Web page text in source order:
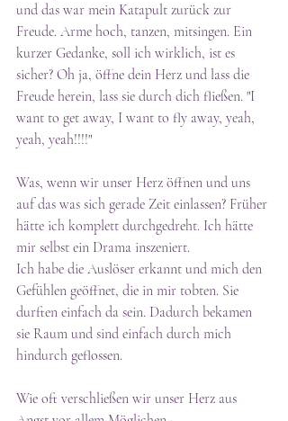
und das war mein Katapult zurück zur
Freude. Arme hoch, tanzen, mitsingen. Ein
kurzer Gedanke, soll ich wirklich, ist es
sicher? Oh ja, öffne dein Herz und lass die
Freude herein, lass sie durch dich fließen. "I
want to get away, I want to fly away, yeah,
yeah, yeah!!!!"
Was, wenn wir unser Herz öffnen und uns
auf das was sich gerade Zeit einlassen? Früher
hätte ich komplett durchgedreht. Ich hätte
mir selbst ein Drama inszeniert.
Ich habe die Auslöser erkannt und mich den
Gefühlen geöffnet, die in mir tobten. Sie
durften einfach da sein. Dadurch bekamen
sie Raum und sind einfach durch mich
hindurch geflossen.
Wie oft verschließen wir unser Herz aus